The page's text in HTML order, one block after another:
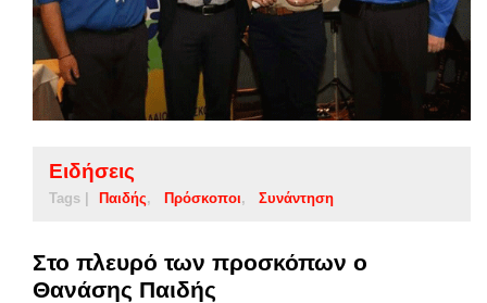
Ειδήσεις
Tags | Παιδής Πρόσκοποι Συνάντηση
Στο πλευρό των προσκόπων ο
Θανάσης Παιδής